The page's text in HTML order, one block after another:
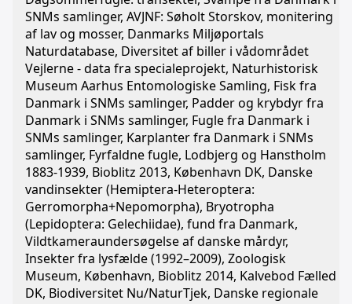
SNMs samlinger, AVJNF: Søholt Storskov, monitering
af lav og mosser, Danmarks Miljøportals
Naturdatabase, Diversitet af biller i vådområdet
Vejlerne - data fra specialeprojekt, Naturhistorisk
Museum Aarhus Entomologiske Samling, Fisk fra
Danmark i SNMs samlinger, Padder og krybdyr fra
Danmark i SNMs samlinger, Fugle fra Danmark i
SNMs samlinger, Karplanter fra Danmark i SNMs
samlinger, Fyrfaldne fugle, Lodbjerg og Hanstholm
1883-1939, Bioblitz 2013, København DK, Danske
vandinsekter (Hemiptera-Heteroptera:
Gerromorpha+Nepomorpha), Bryotropha
(Lepidoptera: Gelechiidae), fund fra Danmark,
Vildtkameraundersøgelse af danske mårdyr,
Insekter fra lysfælde (1992–2009), Zoologisk
Museum, København, Bioblitz 2014, Kalvebod Fælled
DK, Biodiversitet Nu/NaturTjek, Danske regionale